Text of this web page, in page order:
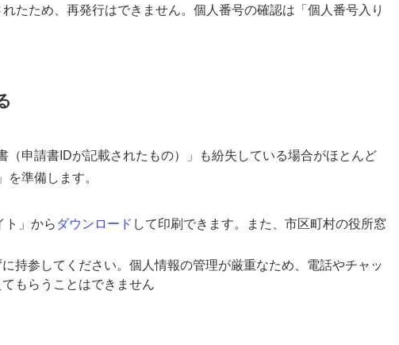
たため、再発行はできません。個人番号の確認は「個人番号入り
（申請書IDが記載されたもの）」も紛失している場合がほとんど
準備します。
ト」から ダウンロード して印刷できます。また、市区町村の役所窓
持参してください。個人情報の管理が厳重なため、電話やチャッ
もらうことはできません